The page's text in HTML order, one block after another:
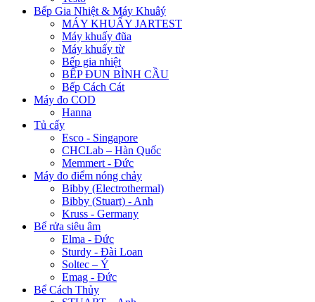
Bếp Gia Nhiệt & Máy Khuâý
MÁY KHUẤY JARTEST
Máy khuấy đũa
Máy khuấy từ
Bếp gia nhiệt
BẾP ĐUN BÌNH CẦU
Bếp Cách Cát
Máy đo COD
Hanna
Tủ cấy
Esco - Singapore
CHCLab – Hàn Quốc
Memmert - Đức
Máy đo điểm nóng chảy
Bibby (Electrothermal)
Bibby (Stuart) - Anh
Kruss - Germany
Bể rửa siêu âm
Elma - Đức
Sturdy - Đài Loan
Soltec – Ý
Emag - Đức
Bể Cách Thủy